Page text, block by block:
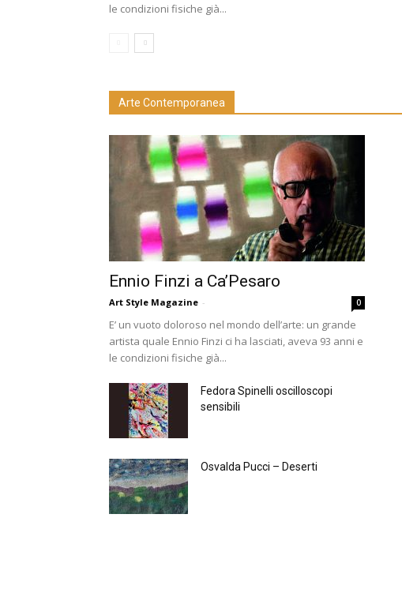
le condizioni fisiche già...
Arte Contemporanea
Ennio Finzi a Ca’Pesaro
Art Style Magazine - 0
E’ un vuoto doloroso nel mondo dell’arte: un grande
artista quale Ennio Finzi ci ha lasciati, aveva 93 anni e
le condizioni fisiche già...
Fedora Spinelli oscilloscopi
sensibili
Osvalda Pucci – Deserti